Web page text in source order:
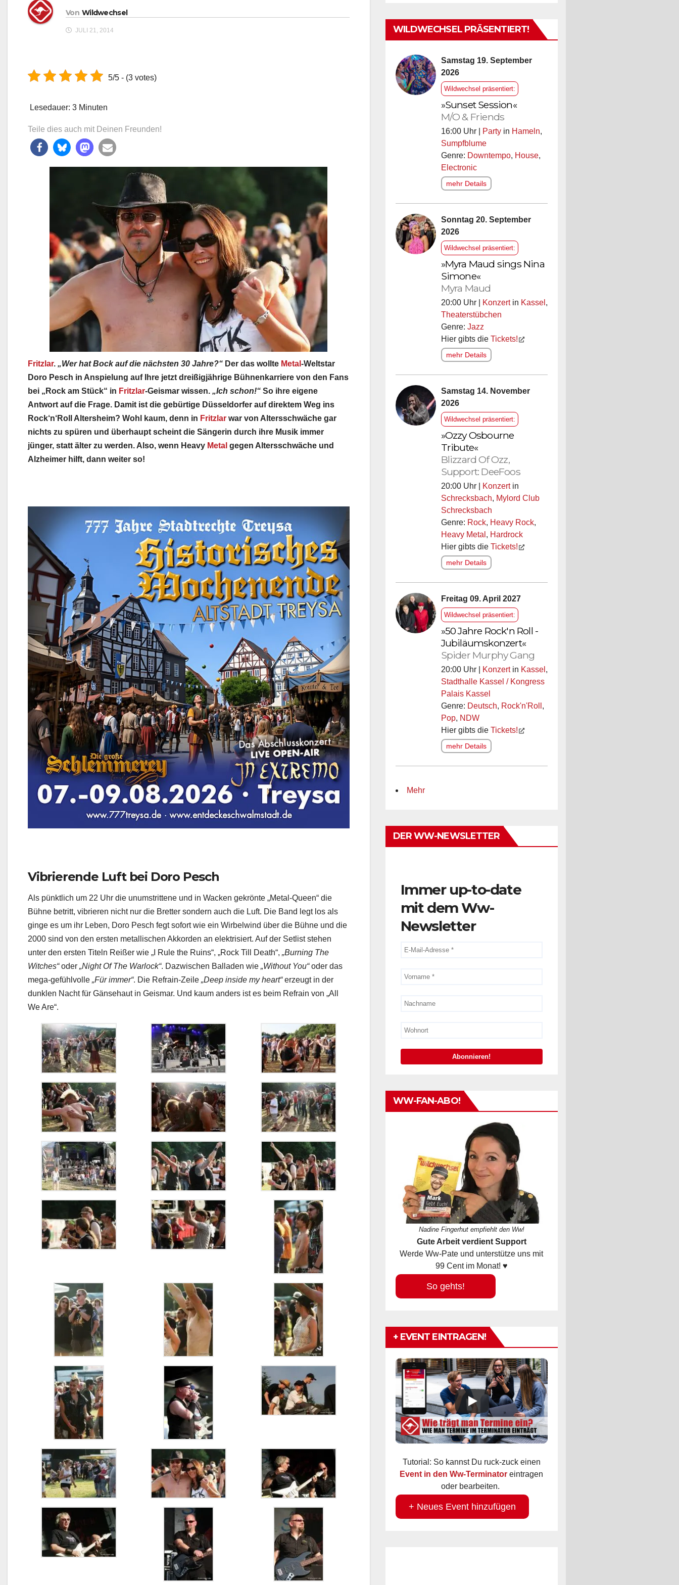
Von Wildwechsel
JULI 21, 2014
5/5 - (3 votes)
Lesedauer: 3 Minuten
Teile dies auch mit Deinen Freunden!
Fritzlar. „Wer hat Bock auf die nächsten 30 Jahre?“ Der das wollte Metal -Weltstar
Doro Pesch in Anspielung auf Ihre jetzt dreißigjährige Bühnenkarriere von den Fans
bei „Rock am Stück“ in Fritzlar-Geismar wissen. „Ich schon!“ So ihre eigene
Antwort auf die Frage. Damit ist die gebürtige Düsseldorfer auf direktem Weg ins
Rock‘n‘Roll Altersheim? Wohl kaum, denn in Fritzlar war von Altersschwäche gar
nichts zu spüren und überhaupt scheint die Sängerin durch ihre Musik immer
jünger, statt älter zu werden. Also, wenn Heavy Metal gegen Altersschwäche und
Alzheimer hilft, dann weiter so!
Vibrierende Luft bei Doro Pesch
Als pünktlich um 22 Uhr die unumstrittene und in Wacken gekrönte „Metal-Queen“ die
Bühne betritt, vibrieren nicht nur die Bretter sondern auch die Luft. Die Band legt los als
ginge es um ihr Leben, Doro Pesch fegt sofort wie ein Wirbelwind über die Bühne und die
2000 sind von den ersten metallischen Akkorden an elektrisiert. Auf der Setlist stehen
unter den ersten Titeln Reißer wie „I Rule the Ruins“, „Rock Till Death“,„Burning The
Witches“
oder„Night Of The Warlock“ . Dazwischen Balladen wie„Without You“
oder das
mega-gefühlvolle„Für immer“ . Die Refrain-Zeile„Deep inside my heart“ erzeugt in der
dunklen Nacht für Gänsehaut in Geismar. Und kaum anders ist es beim Refrain von „All
We Are“.
WILDWECHSEL PRÄSENTIERT!
Samstag 19. September
2026
Wildwechsel präsentiert:
»Sunset Session«
M/O & Friends
16:00 Uhr | Partyin Hameln,
Sumpfblume
Genre: Downtempo, House,
Electronic
mehr Details
Sonntag 20. September
2026
Wildwechsel präsentiert:
»Myra Maud sings Nina
Simone«
Myra Maud
20:00 Uhr | Konzertin Kassel ,
Theaterstübchen
Genre: Jazz
Hier gibts die Tickets!
mehr Details
Samstag 14. November
2026
Wildwechsel präsentiert:
»Ozzy Osbourne
Tribute«
Blizzard Of Ozz,
Support: DeeFoos
20:00 Uhr | Konzertin
Schrecksbach, Mylord Club
Schrecksbach
Genre: Rock, Heavy Rock,
Heavy Metal , Hardrock
Hier gibts die Tickets!
mehr Details
Freitag 09. April 2027
Wildwechsel präsentiert:
»50 Jahre Rock'n Roll -
Jubiläumskonzert«
Spider Murphy Gang
20:00 Uhr | Konzertin Kassel ,
Stadthalle Kassel / Kongress
Palais Kassel
Genre: Deutsch, Rock'n'Roll ,
Pop, NDW
Hier gibts die Tickets!
mehr Details
Mehr
DER WW-NEWSLETTER
Immer up-to-date
mit dem Ww-
Newsletter
WW-FAN-ABO!
Nadine Fingerhut empfiehlt den Ww!
Gute Arbeit verdient Support
Werde Ww-Pate und unterstütze uns mit
99 Cent im Monat! ♥
So gehts!
+ EVENT EINTRAGEN!
Tutorial: So kannst Du ruck-zuck einen
Event in den Ww-Terminator eintragen
oder bearbeiten.
+ Neues Event hinzufügen